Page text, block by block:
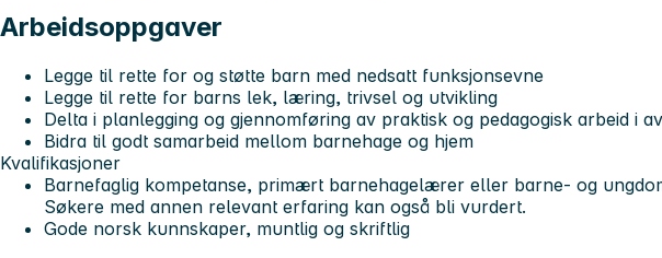
Arbeidsoppgaver
Legge til rette for og støtte barn med nedsatt funksjonsevne
Legge til rette for barns lek, læring, trivsel og utvikling
Delta i planlegging og gjennomføring av praktisk og pedagogisk arbeid i
Bidra til godt samarbeid mellom barnehage og hjem
Kvalifikasjoner
Barnefaglig kompetanse, primært barnehagelærer eller barne- og
Søkere med annen relevant erfaring kan også bli vurdert.
Gode norsk kunnskaper, muntlig og skriftlig